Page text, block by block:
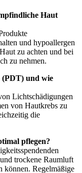
Haut
und hypoallergen
zu achten und bei
zu nehmen.
(PDT) und wie
Lichtschädigungen
von Hautkrebs zu
die
pflegen?
trockene Raumluft
können. Regelmäßige